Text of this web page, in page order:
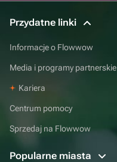
Przydatne linki
Informacje o Flowwow
Media i programy partnerskie
Kariera
Centrum pomocy
Sprzedaj na Flowwow
Popularne miasta